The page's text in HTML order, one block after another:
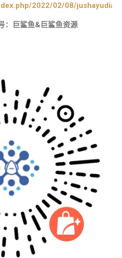
2022/02/08/
：巨鲨鱼&巨鲨鱼资源